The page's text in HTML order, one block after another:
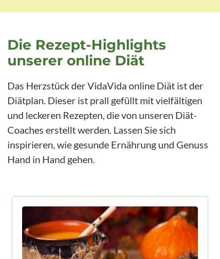
Die Rezept-Highlights
unserer online Diät
Das Herzstück der VidaVida online Diät ist der
Diätplan. Dieser ist prall gefüllt mit vielfältigen
und leckeren Rezepten, die von unseren Diät-
Coaches erstellt werden. Lassen Sie sich
inspirieren, wie gesunde Ernährung und Genuss
Hand in Hand gehen.